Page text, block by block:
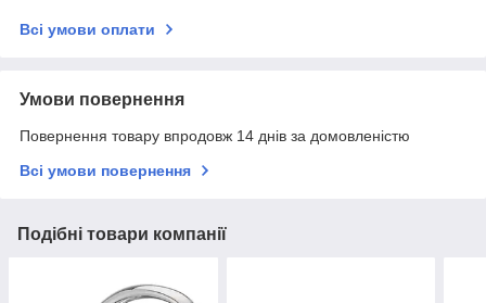
Всі умови оплати
Умови повернення
Повернення товару впродовж 14 днів за домовленістю
Всі умови повернення
Подібні товари компанії